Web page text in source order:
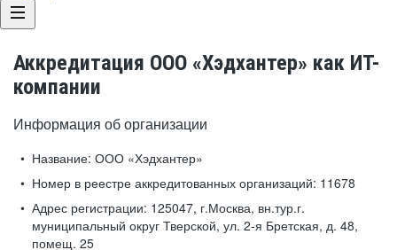
Аккредитация ООО «Хэдхантер» как ИТ-
компании
Информация об организации
Название: ООО «Хэдхантер»
Номер в реестре аккредитованных организаций: 11678
Адрес регистрации: 125047, г.Москва, вн.тур.г.
муниципальный округ Тверской, ул. 2-я Бретская, д. 48,
помещ. 25